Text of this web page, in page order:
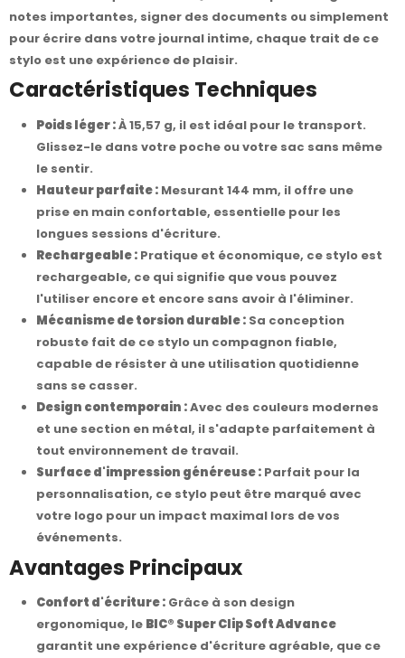
notes importantes, signer des documents ou simplement
pour écrire dans votre journal intime, chaque trait de ce
stylo est une expérience de plaisir.
Caractéristiques Techniques
Poids léger :À 15,57 g, il est idéal pour le transport.
Glissez-le dans votre poche ou votre sac sans même
le sentir.
Hauteur parfaite : Mesurant 144 mm, il offre une
prise en main confortable, essentielle pour les
longues sessions d'écriture.
Rechargeable : Pratique et économique, ce stylo est
rechargeable, ce qui signifie que vous pouvez
l'utiliser encore et encore sans avoir à l'éliminer.
Mécanisme de torsion durable : Sa conception
robuste fait de ce stylo un compagnon fiable,
capable de résister à une utilisation quotidienne
sans se casser.
Design contemporain :Avec des couleurs modernes
et une section en métal, il s'adapte parfaitement à
tout environnement de travail.
Surface d'impression généreuse : Parfait pour la
personnalisation, ce stylo peut être marqué avec
votre logo pour un impact maximal lors de vos
événements.
Avantages Principaux
Confort d'écriture : Grâce à son design
ergonomique, le BIC® Super Clip Soft Advance
garantit une expérience d'écriture agréable, que ce